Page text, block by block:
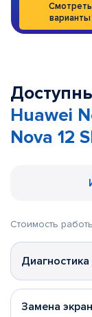
Смотреть
варианты
Huawei
Nova 12
Стоимость
Диагностика
Замена